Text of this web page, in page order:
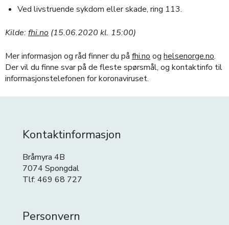
Ved livstruende sykdom eller skade, ring 113.
Kilde:fhi.no (15.06.2020 kl. 15:00)
Mer informasjon og råd finner du på fhi.no og helsenorge.no.
Der vil du finne svar på de fleste spørsmål, og kontaktinfo til
informasjonstelefonen for koronaviruset.
Kontaktinformasjon
Bråmyra 4B
7074 Spongdal
Tlf: 469 68 727
Personvern